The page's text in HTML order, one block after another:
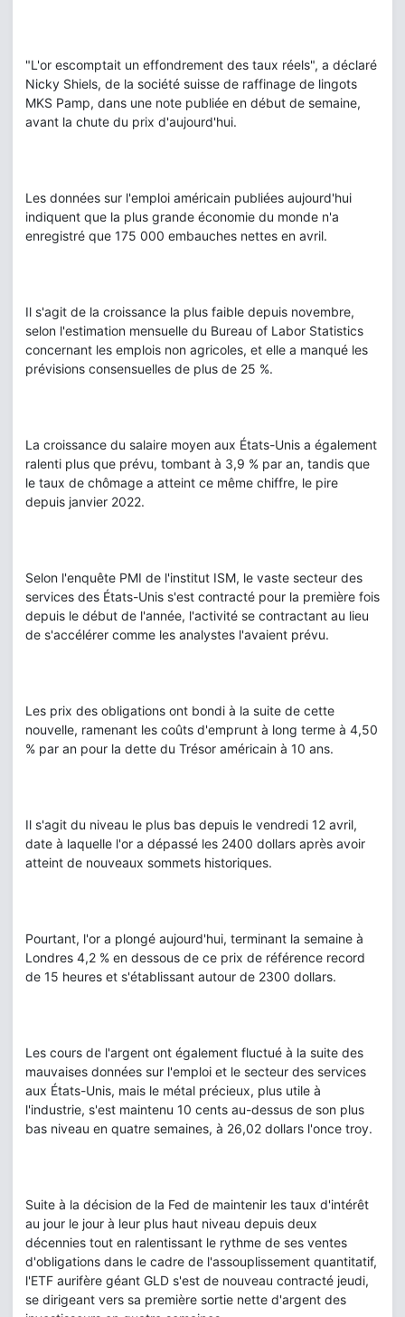
"L'or escomptait un effondrement des taux réels", a déclaré
Nicky Shiels, de la société suisse de raffinage de lingots
MKS Pamp, dans une note publiée en début de semaine,
avant la chute du prix d'aujourd'hui.
Les données sur l'emploi américain publiées aujourd'hui
indiquent que la plus grande économie du monde n'a
enregistré que 175 000 embauches nettes en avril.
Il s'agit de la croissance la plus faible depuis novembre,
selon l'estimation mensuelle du Bureau of Labor Statistics
concernant les emplois non agricoles, et elle a manqué les
prévisions consensuelles de plus de 25 %.
La croissance du salaire moyen aux États-Unis a également
ralenti plus que prévu, tombant à 3,9 % par an, tandis que
le taux de chômage a atteint ce même chiffre, le pire
depuis janvier 2022.
Selon l'enquête PMI de l'institut ISM, le vaste secteur des
services des États-Unis s'est contracté pour la première fois
depuis le début de l'année, l'activité se contractant au lieu
de s'accélérer comme les analystes l'avaient prévu.
Les prix des obligations ont bondi à la suite de cette
nouvelle, ramenant les coûts d'emprunt à long terme à 4,50
% par an pour la dette du Trésor américain à 10 ans.
Il s'agit du niveau le plus bas depuis le vendredi 12 avril,
date à laquelle l'or a dépassé les 2400 dollars après avoir
atteint de nouveaux sommets historiques.
Pourtant, l'or a plongé aujourd'hui, terminant la semaine à
Londres 4,2 % en dessous de ce prix de référence record
de 15 heures et s'établissant autour de 2300 dollars.
Les cours de l'argent ont également fluctué à la suite des
mauvaises données sur l'emploi et le secteur des services
aux États-Unis, mais le métal précieux, plus utile à
l'industrie, s'est maintenu 10 cents au-dessus de son plus
bas niveau en quatre semaines, à 26,02 dollars l'once troy.
Suite à la décision de la Fed de maintenir les taux d'intérêt
au jour le jour à leur plus haut niveau depuis deux
décennies tout en ralentissant le rythme de ses ventes
d'obligations dans le cadre de l'assouplissement quantitatif,
l'ETF aurifère géant GLD s'est de nouveau contracté jeudi,
se dirigeant vers sa première sortie nette d'argent des